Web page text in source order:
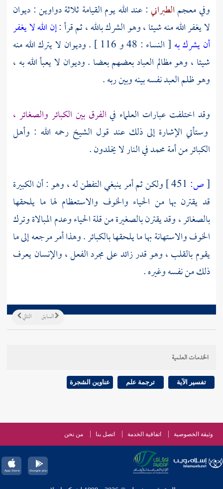
وفي معجمالطبراني: عند الله يوم القيامة ثلاثة دواوين : ديوان
لا يغفر الله منه شيئا ، وهو الشرك بالله ، ثم قرأ :إن الله لا يغفر
أن يشرك به
[ النساء : 48 و 116 ] . وديوان لا يترك الله منه
شيئا ، وهو مظالم العباد بعضهم بعضا . وديوان لا يعبأ الله به ،
وهو ظلم العبد نفسه بينه وبين ربه .
وقد اختلفت عبارات العلماء فيالفرق بين الكبائر والصغائر ،
وستأتي الإشارة إلى ذلك عند قول الشيخ رحمه الله : وأهل
الكبائر من أمةمحمدفي النار لا يخلدون .
[ص:
ولكن ثم أمر ينبغي التفطن له ، وهو : أن الكبيرة
قد يقترن بها من الحياء والخوف والاستعظام لها ما يلحقها
بالصغائر ، وقد يقترن بالصغيرة من قلة الحياء وعدم المبالاة وترك
الخوف والاستهانة بها ما يلحقها بالكبائر . وهذا أمر مرجعه إلى ما
يقوم بالقلب ، وهو قدر زائد على مجرد الفعل ، والإنسان يعرف
ذلك من نفسه وغيره .
التالي السابق
الخدمات العلمية
تفسير الآية ترجمة علم عناوين الشجرة
وثيقة الخصوصية اتفاقية الخدمة اتصل بنا من نحن